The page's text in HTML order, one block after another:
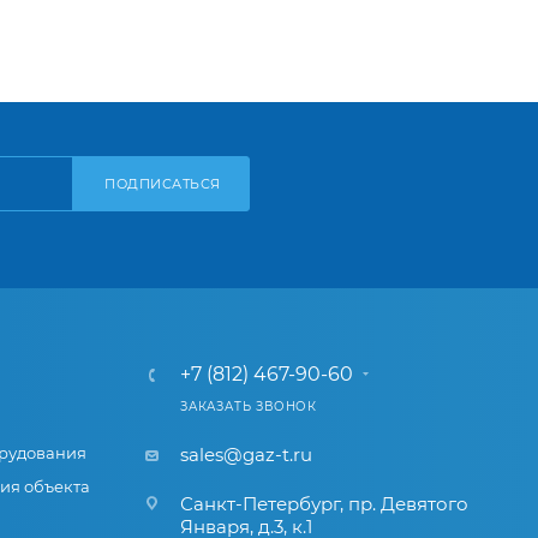
ПОДПИСАТЬСЯ
объекта
+7 (812) 467-90-60
ЗАКАЗАТЬ ЗВОНОК
sales@gaz-t.ru
Санкт-Петербург, пр. Девятого
Января, д.3, к.1